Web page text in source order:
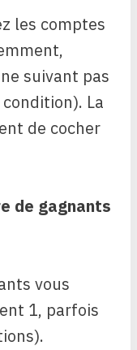
les comptes
suivant pas
La
de cocher
de gagnants
vous
1, parfois